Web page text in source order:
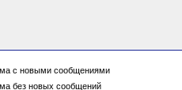
с новыми сообщениями
без новых сообщений